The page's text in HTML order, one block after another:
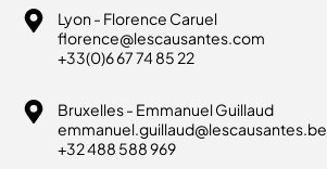
Lyon - Florence Caruel
florence@lescausantes.com
+33(0)6 67 74 85 22
Bruxelles - Emmanuel Guillaud
emmanuel.guillaud@lescausantes.be
+32 488 588 969